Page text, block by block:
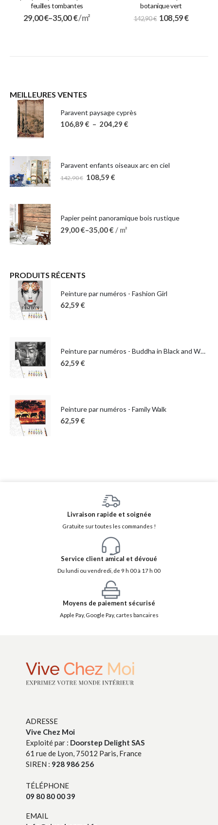
feuilles tombantes
29,00€–35,00€/ m²
botanique vert
142,90€ 108,59€
MEILLEURES VENTES
Paravent paysage cyprès
106,89 € – 204,29 €
Paravent enfants oiseaux arc en ciel
142,90€ 108,59 €
Papier peint panoramique bois rustique
29,00€–35,00€ / m²
PRODUITS RÉCENTS
Peinture par numéros - Fashion Girl
62,59 €
Peinture par numéros - Buddha in Black and White
62,59 €
Peinture par numéros - Family Walk
62,59 €
Livraison rapide et soignée
Gratuite sur toutes les commandes !
Service client amical et dévoué
Du lundi ou vendredi, de 9 h 00 à 17 h 00
Moyens de paiement sécurisé
Apple Pay, Google Pay, cartes bancaires
ADRESSE
Vive Chez Moi
Exploité par : Doorstep Delight SAS
61 rue de Lyon, 75012 Paris, France
SIREN : 928 986 256
TÉLÉPHONE
09 80 80 00 39
EMAIL